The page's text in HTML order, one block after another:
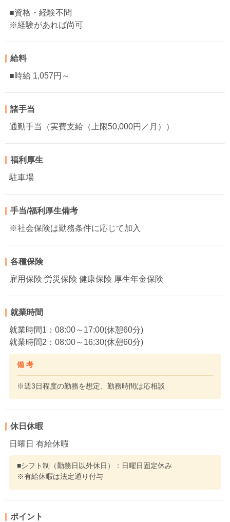
■資格・経験不問
※経験があれば尚可
給料
■時給 1,057円～
諸手当
通勤手当（実費支給（上限50,000円／月））
福利厚生
駐車場
手当/福利厚生備考
※社会保険は勤務条件に応じて加入
各種保険
雇用保険 労災保険 健康保険 厚生年金保険
就業時間
就業時間1：08:00～17:00(休憩60分)
就業時間2：08:00～16:30(休憩60分)
備 考
※週3日程度の勤務を想定、勤務時間は応相談
休日休暇
日曜日 有給休暇
■シフト制（勤務日以外休日）：日曜日固定休み
※有給休暇は法定通り付与
ポイント